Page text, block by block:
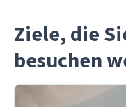
Ziele, die
besuchen